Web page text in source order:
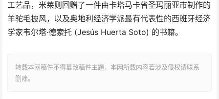
工艺品，米莱则回赠了一件由卡塔马卡省圣玛丽亚市制作的
羊驼毛披风，以及奥地利经济学派最有代表性的西班牙经济
学家韦尔塔·德索托 (Jesús Huerta Soto) 的书籍。
转载本网稿件不得篡改稿件主题，本网所载内容若涉及侵权请联系
删除。